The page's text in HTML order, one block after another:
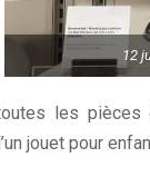
12
les pièces
jouet pour